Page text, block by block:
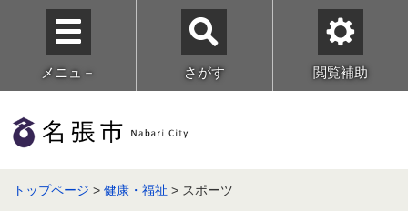
メニュ－ さがす 閲覧補助
トップページ >健康・福祉 > スポーツ